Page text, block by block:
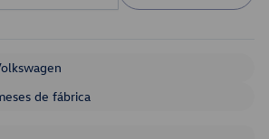
de fábrica